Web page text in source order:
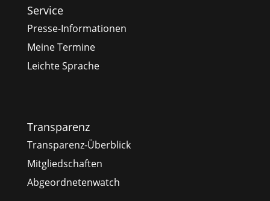
Service
Presse-Informationen
Meine Termine
Leichte Sprache
Transparenz
Transparenz-Überblick
Mitgliedschaften
Abgeordnetenwatch